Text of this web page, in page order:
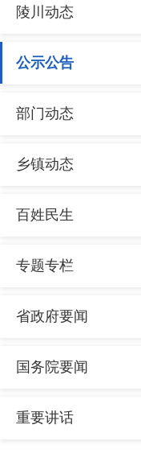
陵川动态
公示公告
部门动态
乡镇动态
百姓民生
专题专栏
省政府要闻
国务院要闻
重要讲话